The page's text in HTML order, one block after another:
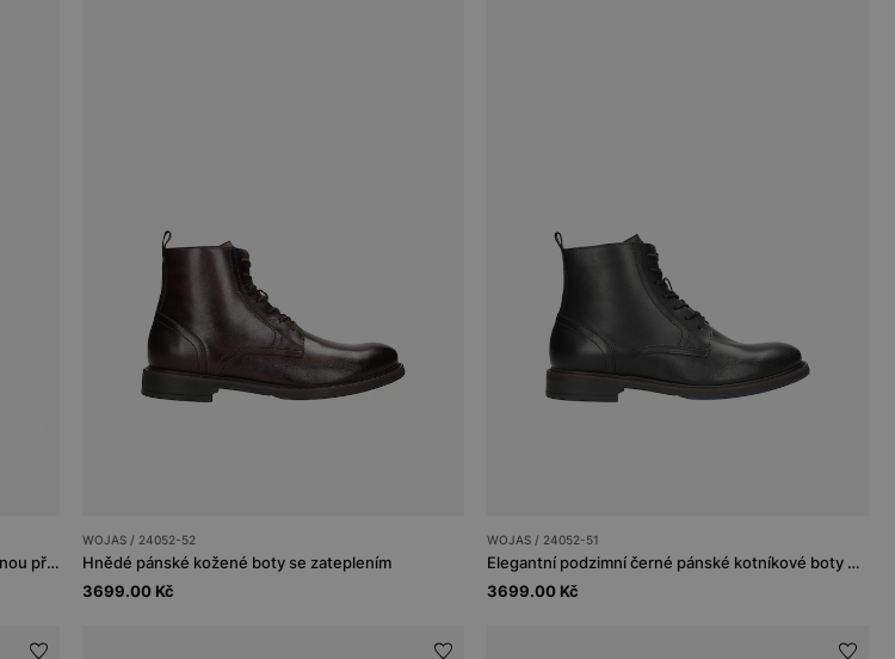
Světle hnědé kotníkové boty na zip s ozdobnou přezkou
WOJAS / 24052-52
Hnědé pánské kožené boty se zateplením
3699.00 Kč
WOJAS / 24052-51
Elegantní podzimní černé pánské kotníkové boty z kůže
3699.00 Kč